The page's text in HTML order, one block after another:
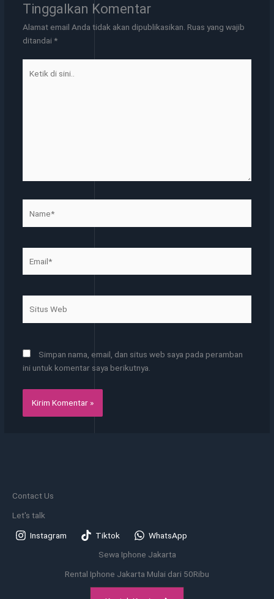
Tinggalkan Komentar
Alamat email Anda tidak akan dipublikasikan. Ruas yang wajib
ditandai *
Web
Simpan nama, email, dan situs web saya pada peramban
ini untuk komentar saya berikutnya.
Contact Us
Let's talk
Instagram Tiktok
WhatsApp
Sewa Iphone Jakarta
Rental Iphone Jakarta Mulai dari 50Ribu